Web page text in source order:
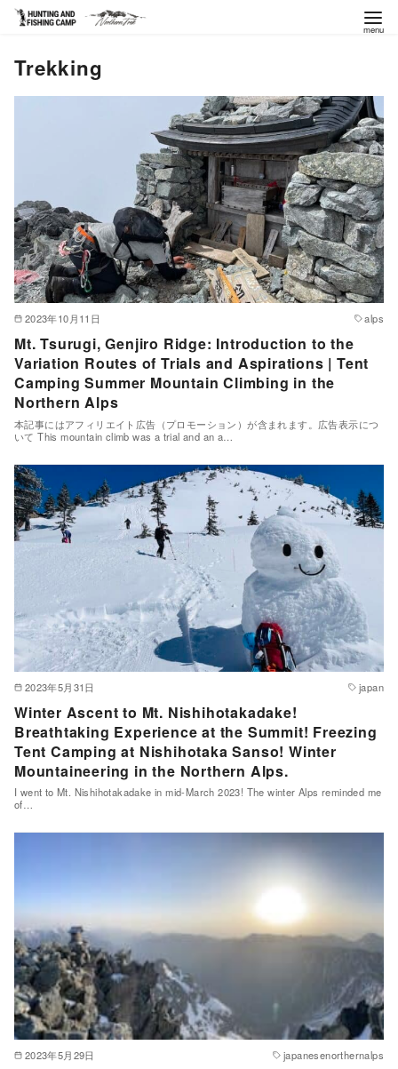
Trekking
2023年10月11日 alps
Mt. Tsurugi, Genjiro Ridge: Introduction to the
Variation Routes of Trials and Aspirations | Tent
Camping Summer Mountain Climbing in the
Northern Alps
本記事にはアフィリエイト広告（プロモーション）が含まれます。広告表示につ
いて This mountain climb was a trial and an a…
2023年5月31日 japan
Winter Ascent to Mt. Nishihotakadake!
Breathtaking Experience at the Summit! Freezing
Tent Camping at Nishihotaka Sanso! Winter
Mountaineering in the Northern Alps.
I went to Mt. Nishihotakadake in mid-March 2023! The winter Alps reminded me
of…
2023年5月29日 japanesenorthernalps